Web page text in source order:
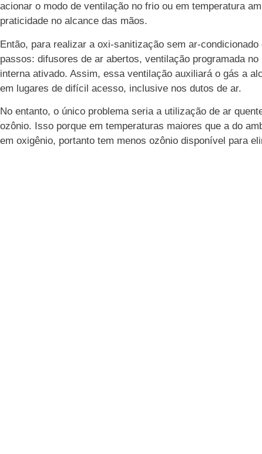
acionar o modo de ventilação no frio ou em temperatura
praticidade no alcance das mãos.
Então, para realizar a oxi-sanitização sem ar-
passos: difusores de ar abertos, ventilação programada
interna ativado. Assim, essa ventilação auxiliará o gás a
em lugares de difícil acesso, inclusive nos dutos de ar.
No entanto, o único problema seria a utilização de ar
ozônio. Isso porque em temperaturas maiores que a do
em oxigênio, portanto tem menos ozônio disponível para